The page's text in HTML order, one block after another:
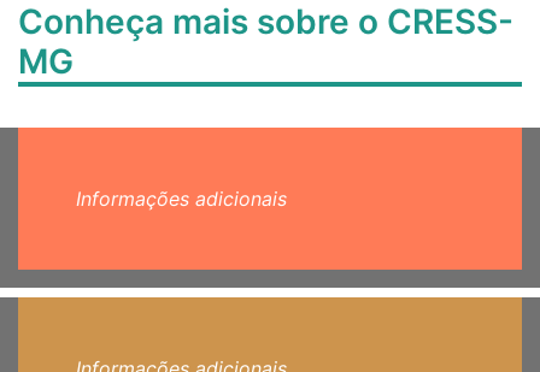
Conheça mais sobre o CRESS-
MG
Informações adicionais